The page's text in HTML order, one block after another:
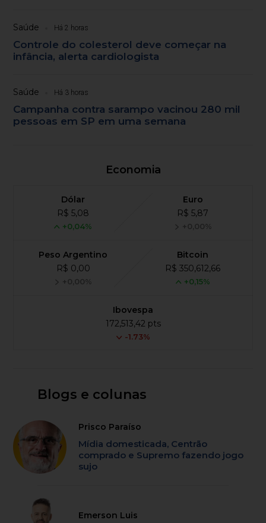
Saúde Há 2 horas
Controle do colesterol deve começar na
infância, alerta cardiologista
Saúde Há 3 horas
Campanha contra sarampo vacinou 280 mil
pessoas em SP em uma semana
Economia
Dólar
R$ 5,08
+0,04%
Euro
R$ 5,87
+0,00%
Peso Argentino
R$ 0,00
+0,00%
Bitcoin
R$ 350,612,66
+0,15%
Ibovespa
172,513,42 pts
-1.73%
Blogs e colunas
Prisco Paraíso
Mídia domesticada, Centrão
comprado e Supremo fazendo jogo
sujo
Emerson Luis